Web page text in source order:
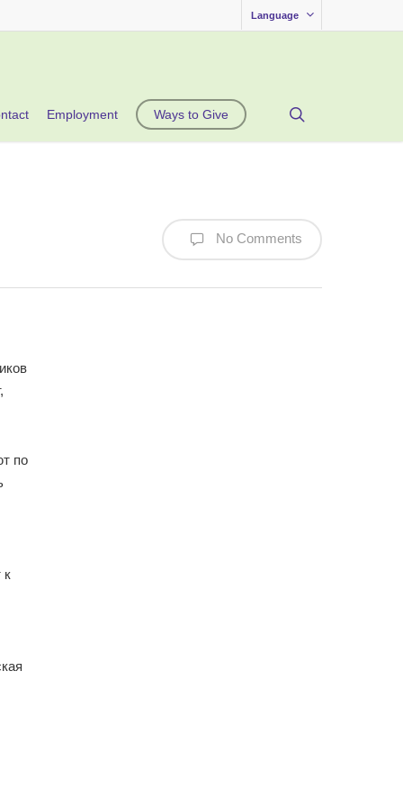
Language
Employment Ways to Give
No Comments
по
к